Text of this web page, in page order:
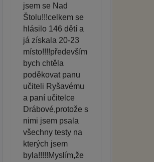
jsem se Nad
Štolu!!!celkem se
hlásilo 146 dětí a
já získala 20-23
místo!!!!především
bych chtěla
poděkovat panu
učiteli Ryšavému
a paní učitelce
Drábové,protože s
nimi jsem psala
všechny testy na
kterých jsem
byla!!!!!Myslím,že